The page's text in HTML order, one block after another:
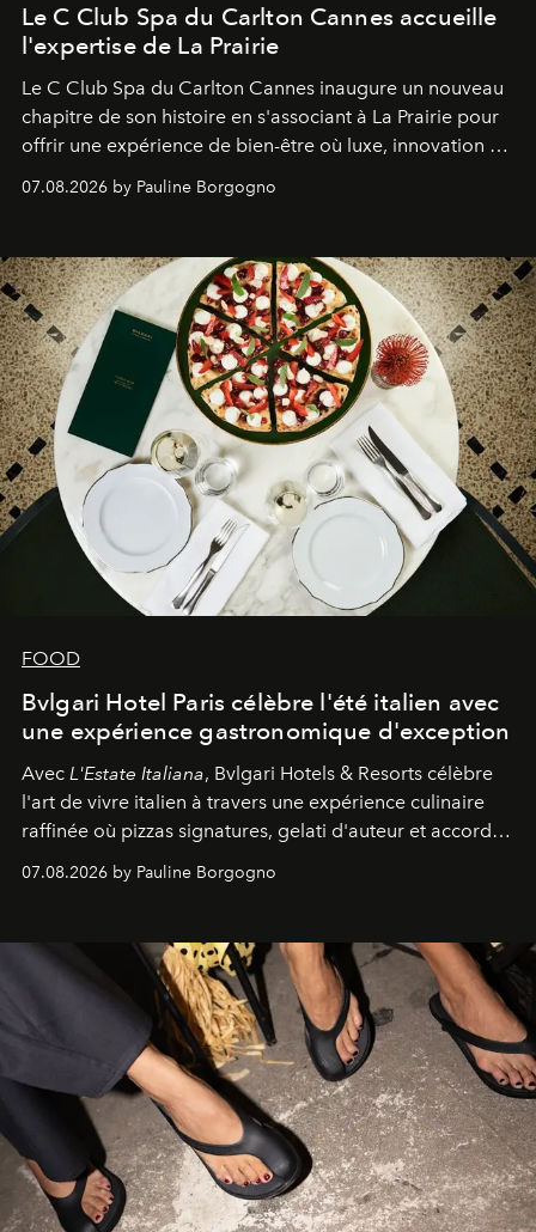
Le C Club Spa du Carlton Cannes accueille
l'expertise de La Prairie
Le C Club Spa du Carlton Cannes inaugure un nouveau
chapitre de son histoire en s'associant à La Prairie pour
offrir une expérience de bien-être où luxe, innovation et
expertise se rencontrent.
07.08.2026 by Pauline Borgogno
FOOD
Bvlgari Hotel Paris célèbre l'été italien avec
une expérience gastronomique d'exception
Avec L'Estate Italiana, Bvlgari Hotels & Resorts célèbre
l'art de vivre italien à travers une expérience culinaire
raffinée où pizzas signatures, gelati d'auteur et accords
d'exception composent un véritable voyage sensoriel.
07.08.2026 by Pauline Borgogno